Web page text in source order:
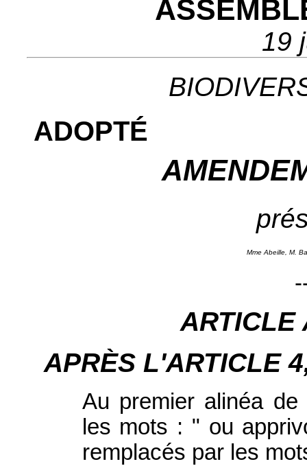
19
ADOPTÉ
Mme Abeille, M.
ARTICLE
APRÈS L'ARTICLE
Au premier alinéa
les mots : " ou
remplacés par les